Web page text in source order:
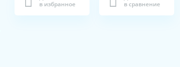
в избранное
в сравнение